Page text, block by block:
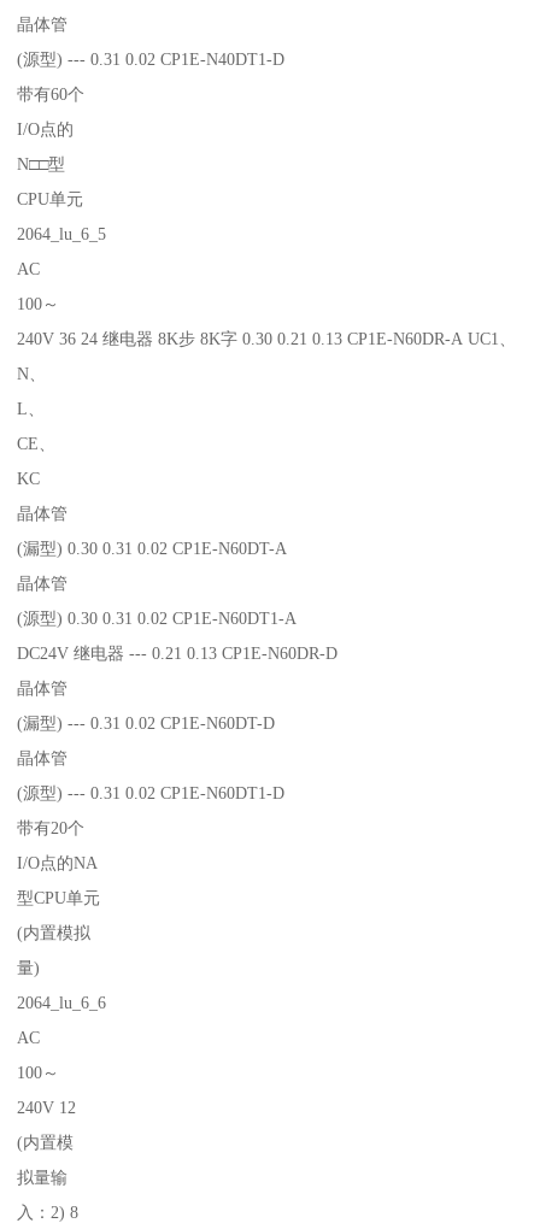
晶体管
(源型) --- 0.31 0.02 CP1E-N40DT1-D
带有60个
I/O点的
N□□型
CPU单元
2064_lu_6_5
AC
100～
240V 36 24 继电器 8K步 8K字 0.30 0.21 0.13 CP1E-N60DR-A UC1、
N、
L、
CE、
KC
晶体管
(漏型) 0.30 0.31 0.02 CP1E-N60DT-A
晶体管
(源型) 0.30 0.31 0.02 CP1E-N60DT1-A
DC24V 继电器 --- 0.21 0.13 CP1E-N60DR-D
晶体管
(漏型) --- 0.31 0.02 CP1E-N60DT-D
晶体管
(源型) --- 0.31 0.02 CP1E-N60DT1-D
带有20个
I/O点的NA
型CPU单元
(内置模拟
量)
2064_lu_6_6
AC
100～
240V 12
(内置模
拟量输
入：2) 8